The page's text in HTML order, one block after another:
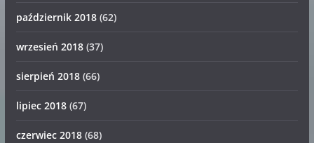
październik 2018(62)
wrzesień 2018(37)
sierpień 2018(66)
lipiec 2018(67)
czerwiec 2018(68)